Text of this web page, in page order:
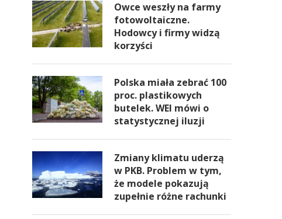
Owce weszły na farmy
fotowoltaiczne.
Hodowcy i firmy widzą
korzyści
Polska miała zebrać 100
proc. plastikowych
butelek. WEI mówi o
statystycznej iluzji
Zmiany klimatu uderzą
w PKB. Problem w tym,
że modele pokazują
zupełnie różne rachunki